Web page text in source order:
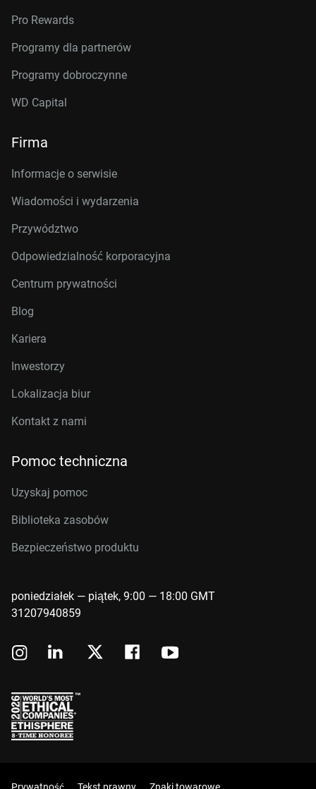
Pro Rewards
Programy dla partnerów
Programy dobroczynne
WD Capital
Firma
Informacje o serwisie
Wiadomości i wydarzenia
Przywództwo
Odpowiedzialność korporacyjna
Centrum prywatności
Blog
Kariera
Inwestorzy
Lokalizacja biur
Kontakt z nami
Pomoc techniczna
Uzyskaj pomoc
Biblioteka zasobów
Bezpieczeństwo produktu
poniedziałek — piątek, 9:00 — 18:00 GMT
31207940859